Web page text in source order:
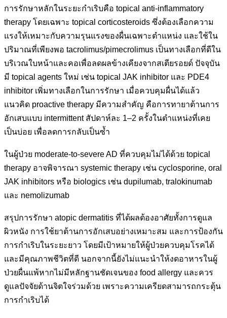
การรักษาหลักในระยะกำเริบคือ topical anti-inflammatory
therapy โดยเฉพาะ topical corticosteroids ซึ่งต้องเลือกความ
แรงให้เหมาะกับความรุนแรงของผื่นเฉพาะตำแหน่ง และใช้ใน
ปริมาณที่เพียงพอ tacrolimus/pimecrolimus เป็นทางเลือกที่ดีใน
บริเวณใบหน้าและคอเพื่อลดผลข้างเคียงจากสเตียรอยด์ ปัจจุบัน
มี topical agents ใหม่ เช่น topical JAK inhibitor และ PDE4
inhibitor เพิ่มทางเลือกในการรักษา เมื่อควบคุมผื่นได้แล้ว
แนวคิด proactive therapy มีความสำคัญ คือการทายาต้านการ
อักเสบแบบ intermittent สัปดาห์ละ 1–2 ครั้งในตำแหน่งที่เคย
เป็นบ่อย เพื่อลดการกลับเป็นซ้ำ
ในผู้ป่วย moderate-to-severe AD ที่ควบคุมไม่ได้ด้วย topical
therapy อาจพิจารณา systemic therapy เช่น cyclosporine, oral
JAK inhibitors หรือ biologics เช่น dupilumab, tralokinumab
และ nemolizumab
สรุปการรักษา atopic dermatitis ที่ได้ผลต้องอาศัยทั้งการดูแล
ผิวหนัง การใช้ยาต้านการอักเสบอย่างเหมาะสม และการป้องกัน
การกำเริบในระยะยาว โดยมีเป้าหมายให้ผู้ป่วยควบคุมโรคได้
และมีคุณภาพชีวิตที่ดี นอกจากนี้ยังไม่แนะนำให้งดอาหารในผู้
ป่วยผื่นแพ้หากไม่มีหลักฐานชัดเจนของ food allergy และควร
ดูแลปัจจัยด้านจิตใจร่วมด้วย เพราะความเครียดสามารถกระตุ้น
การกำเริบได้